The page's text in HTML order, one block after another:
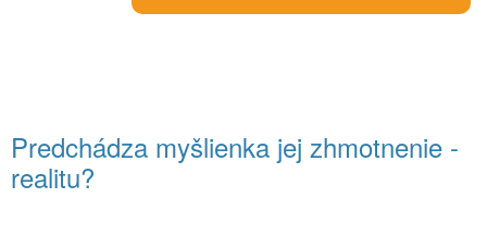
Predchádza myšlienka jej zhmotnenie -
realitu?